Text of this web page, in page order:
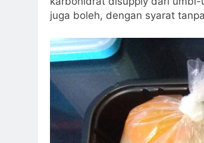
juga boleh, dengan syarat